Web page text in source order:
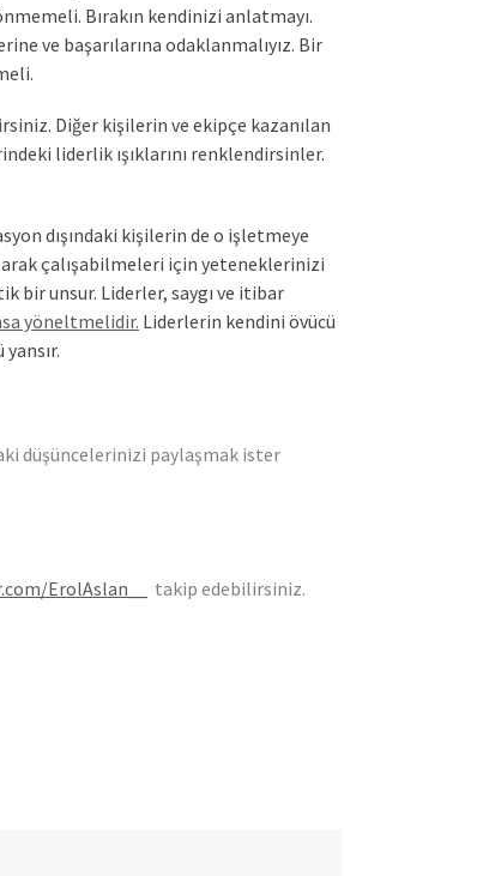
Bırakın kendinizi anlatmayı.
ve başarılarına odaklanmalıyız. Bir
Diğer kişilerin ve ekipçe kazanılan
liderlik ışıklarını renklendirsinler.
dışındaki kişilerin de o işletmeye
çalışabilmeleri için yeteneklerinizi
bir unsur. Liderler, saygı ve itibar
yöneltmelidir. Liderlerin kendini övücü
düşüncelerinizi paylaşmak ister
ErolAslan__ takip edebilirsiniz.